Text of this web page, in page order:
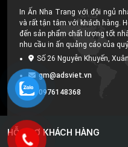
In Ấn Nha Trang với đội ngủ
và rất tận tâm với khách hàng.
đến sản phẩm chất lượng tốt
nhu cầu in ấn quảng cáo của
Số 26 Nguyễn Khuyến,
gm@adsviet.vn
0976148368
HỖ TRỢ KHÁCH HÀNG